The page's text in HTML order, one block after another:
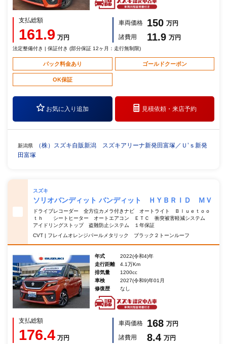
支払総額
161.9 万円
車両価格 150 万円
諸費用
11.9 万円
法定整備付き | 保証付き (部分保証 12ヶ月：走行無制限)
パック料金あり ゴールドクーポン
OK保証
お気に入り追加 見積依頼・来店予約
新潟県
（株）スズキ自販新潟 スズキアリーナ新発田富塚／Ｕ’ｓ新発
田富塚
スズキ
ソリオバンディット バンディット ＨＹＢＲＩＤ ＭＶ
ドライブレコーダー 全方位カメラ付きナビ オートライト Ｂｌｕｅｔｏｏ
ｔｈ シートヒーター オートエアコン ＥＴＣ 衝突被害軽減システム
アイドリングストップ 盗難防止システム １年保証
CVT | フレイムオレンジパールメタリック ブラック２トーンルーフ
年式
2022(令和4)年
走行距離
4.1万Km
排気量
1200cc
車検
2027(令和9)年01月
修復歴
なし
支払総額
176.4 万円
車両価格 168 万円
諸費用
8.4 万円